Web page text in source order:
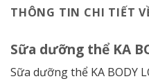
THÔNG TIN CHI TIẾT
Sữa dưỡng thể KA
Sữa dưỡng thể KA BODY